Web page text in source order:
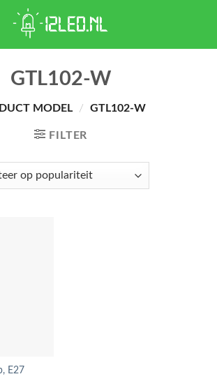
GTL102-W
MODEL / GTL102-W
FILTER
E27